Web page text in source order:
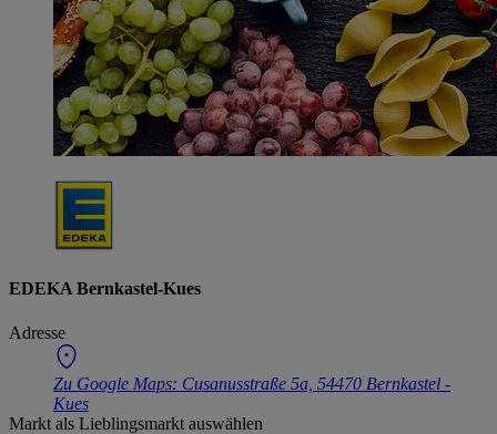
EDEKA Bernkastel-Kues
Adresse
Zu Google Maps: Cusanusstraße 5a, 54470 Bernkastel -
Kues
Markt als Lieblingsmarkt auswählen